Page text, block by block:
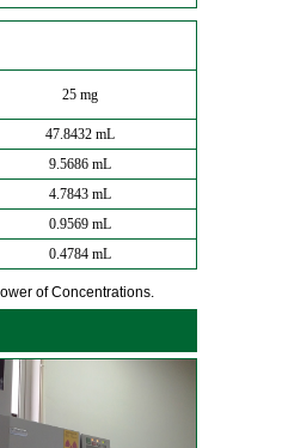
25 mg
47.8432 mL
9.5686 mL
4.7843 mL
0.9569 mL
0.4784 mL
of Concentrations.